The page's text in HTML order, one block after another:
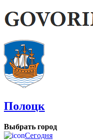
Полоцк
Выбрать город
Сегодня